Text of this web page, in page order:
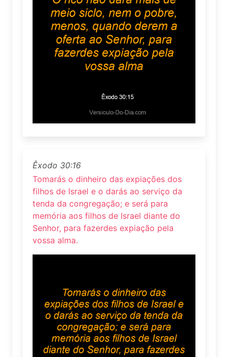
Êxodo 30:16
Tomarás o dinheiro das expiações dos
filhos de Israel e o darás ao serviço da
tenda da congregação; e será para
memória aos filhos de Israel diante do
Senhor, para fazerdes expiação pela
vossa alma.